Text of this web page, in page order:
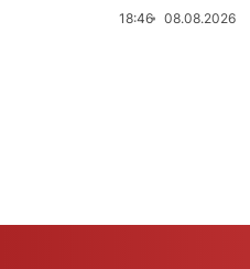
18:46 08.08.2026